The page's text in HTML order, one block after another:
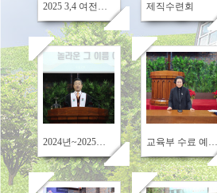
제직수련회
622 555